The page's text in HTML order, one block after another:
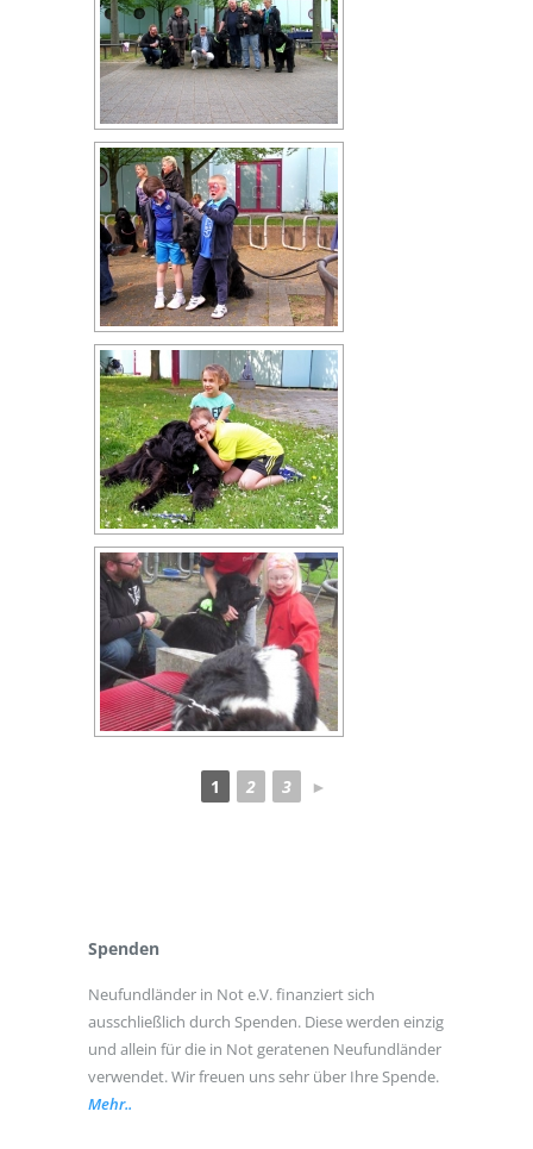
1 2 3 ►
Spenden
Neufundländer in Not e.V. finanziert sich
ausschließlich durch Spenden. Diese werden einzig
und allein für die in Not geratenen Neufundländer
verwendet. Wir freuen uns sehr über Ihre Spende.
Mehr..